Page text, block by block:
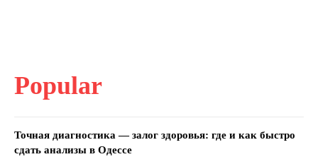
Popular
Точная диагностика — залог здоровья: где и как быстро
сдать анализы в Одессе